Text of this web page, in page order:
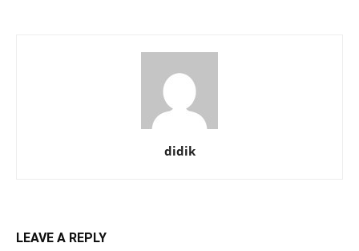
didik
LEAVE A REPLY